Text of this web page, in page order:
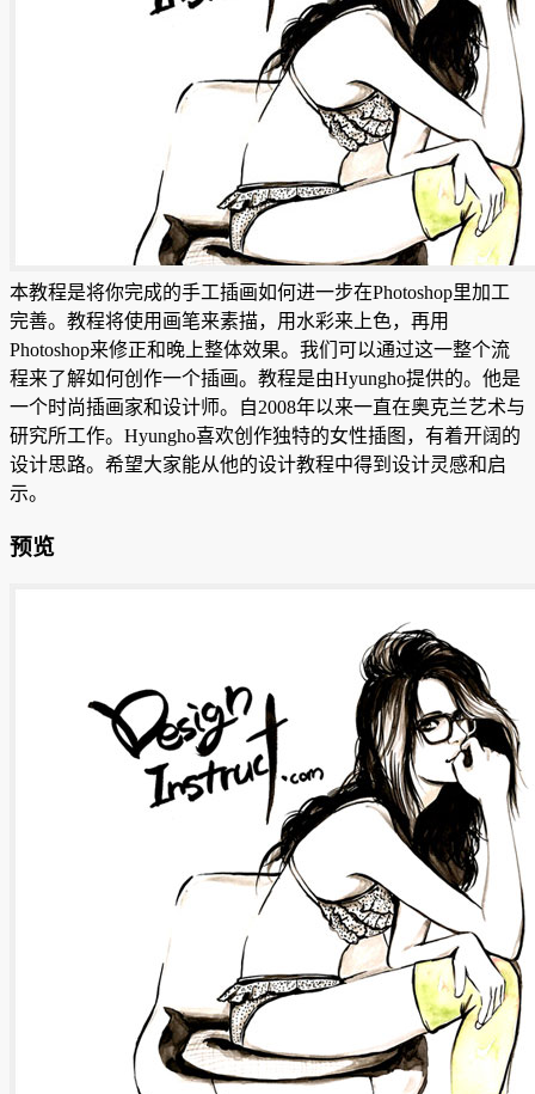
本教程是将你完成的手工插画如何进一步在Photoshop里加工
完善。教程将使用画笔来素描，用水彩来上色，再用
Photoshop来修正和晚上整体效果。我们可以通过这一整个流
程来了解如何创作一个插画。教程是由Hyungho提供的。他是
一个时尚插画家和设计师。自2008年以来一直在奥克兰艺术与
研究所工作。Hyungho喜欢创作独特的女性插图，有着开阔的
设计思路。希望大家能从他的设计教程中得到设计灵感和启
示。
预览